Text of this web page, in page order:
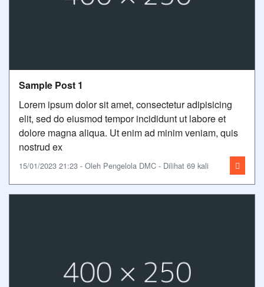
Sample Post 1
Lorem ipsum dolor sit amet, consectetur adipisicing
elit, sed do eiusmod tempor incididunt ut labore et
dolore magna aliqua. Ut enim ad minim veniam, quis
nostrud ex
15/01/2023 21:23 - Oleh Pengelola DMC - Dilihat 69 kali